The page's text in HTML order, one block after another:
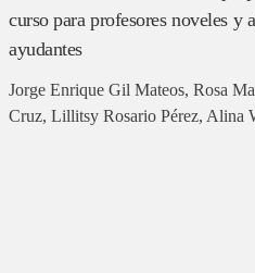
curso para profesores noveles y
ayudantes
Jorge Enrique Gil Mateos, Rosa
Cruz, Lillitsy Rosario Pérez, Alina